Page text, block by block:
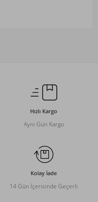
Hızlı Kargo
Aynı Gün Kargo
Kolay İade
14 Gün İçerisinde Geçerli